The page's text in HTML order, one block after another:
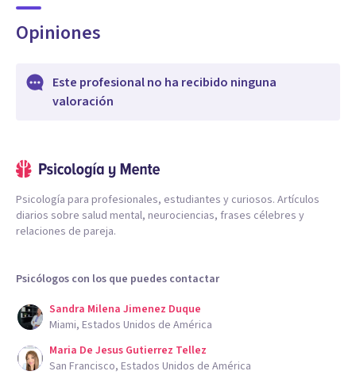
Opiniones
Este profesional no ha recibido ninguna
valoración
Psicología para profesionales, estudiantes y curiosos. Artículos
diarios sobre salud mental, neurociencias, frases célebres y
relaciones de pareja.
Psicólogos con los que puedes contactar
Sandra Milena Jimenez Duque
Miami, Estados Unidos de América
Maria De Jesus Gutierrez Tellez
San Francisco, Estados Unidos de América